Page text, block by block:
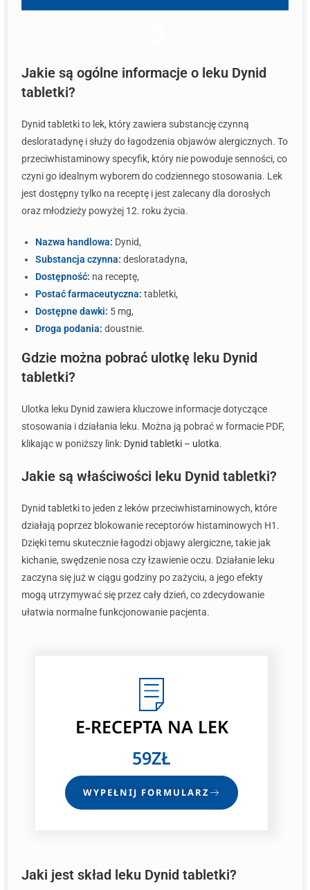
Jakie są ogólne informacje o leku Dynid
tabletki?
Dynid tabletki to lek, który zawiera substancję czynną
desloratadynę i służy do łagodzenia objawów alergicznych. To
przeciwhistaminowy specyfik, który nie powoduje senności, co
czyni go idealnym wyborem do codziennego stosowania. Lek
jest dostępny tylko na receptę i jest zalecany dla dorosłych
oraz młodzieży powyżej 12. roku życia.
Nazwa handlowa: Dynid,
Substancja czynna: desloratadyna,
Dostępność: na receptę,
Postać farmaceutyczna: tabletki,
Dostępne dawki: 5 mg,
Droga podania: doustnie.
Gdzie można pobrać ulotkę leku Dynid
tabletki?
Ulotka leku Dynid zawiera kluczowe informacje dotyczące
stosowania i działania leku. Można ją pobrać w formacie PDF,
klikając w poniższy link: Dynid tabletki – ulotka.
Jakie są właściwości leku Dynid tabletki?
Dynid tabletki to jeden z leków przeciwhistaminowych, które
działają poprzez blokowanie receptorów histaminowych H1.
Dzięki temu skutecznie łagodzi objawy alergiczne, takie jak
kichanie, swędzenie nosa czy łzawienie oczu. Działanie leku
zaczyna się już w ciągu godziny po zażyciu, a jego efekty
mogą utrzymywać się przez cały dzień, co zdecydowanie
ułatwia normalne funkcjonowanie pacjenta.
E-RECEPTANA LEK
59ZŁ
WYPEŁNIJ FORMULARZ
Jaki jest skład leku Dynid tabletki?